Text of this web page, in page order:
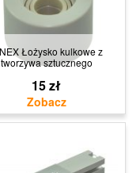
Łożysko kulkowe z
tworzywa sztucznego
15 zł